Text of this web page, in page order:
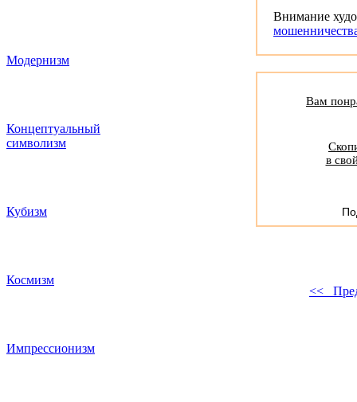
Модернизм
Концептуальный
символизм
Кубизм
Космизм
Импрессионизм
Внимание
Вам
в
<<